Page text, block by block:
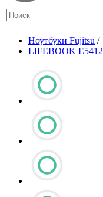
Ноутбуки Fujitsu /
LIFEBOOK E5412